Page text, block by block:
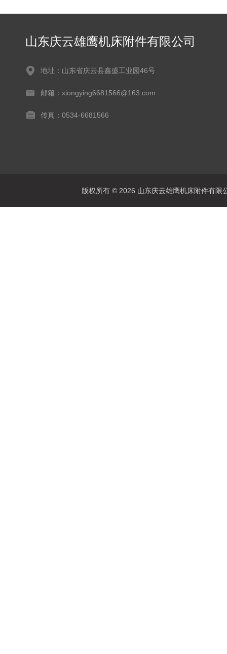
山东庆云雄鹰机床附件有限公司
地址：山东省庆云县鑫盛工业园46号
邮箱：xiongying6681566@163.com
传真：0534-6681566
版权所有 © 2026 山东庆云雄鹰机床附件有